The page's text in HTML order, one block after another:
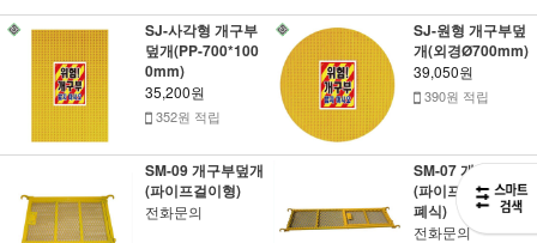
SJ-사각형 개구부
덮개(PP-700*100
0mm)
35,200원
352원 적립
SJ-원형 개구부덮
개(외경Ø700mm)
39,050원
390원 적립
SM-09 개구부덮개
(파이프걸이형)
전화문의
SM-07 개구부덮개
(파이프걸이형-개
폐식)
전화문의